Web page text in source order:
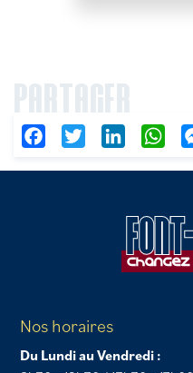
PARTAGER
FacebookTwitter LinkedIn
Nos horaires
Du Lundi au Vendredi :